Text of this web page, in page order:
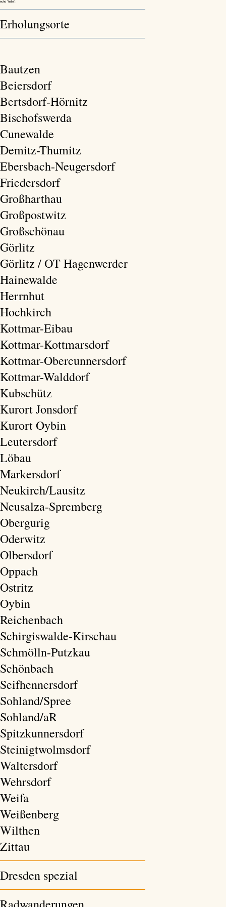
echo "hallo";
Erholungsorte
Bautzen
Beiersdorf
Bertsdorf-Hörnitz
Bischofswerda
Cunewalde
Demitz-Thumitz
Ebersbach-Neugersdorf
Friedersdorf
Großharthau
Großpostwitz
Großschönau
Görlitz
Görlitz / OT Hagenwerder
Hainewalde
Herrnhut
Hochkirch
Kottmar-Eibau
Kottmar-Kottmarsdorf
Kottmar-Obercunnersdorf
Kottmar-Walddorf
Kubschütz
Kurort Jonsdorf
Kurort Oybin
Leutersdorf
Löbau
Markersdorf
Neukirch/Lausitz
Neusalza-Spremberg
Obergurig
Oderwitz
Olbersdorf
Oppach
Ostritz
Oybin
Reichenbach
Schirgiswalde-Kirschau
Schmölln-Putzkau
Schönbach
Seifhennersdorf
Sohland/Spree
Sohland/aR
Spitzkunnersdorf
Steinigtwolmsdorf
Waltersdorf
Wehrsdorf
Weifa
Weißenberg
Wilthen
Zittau
Dresden spezial